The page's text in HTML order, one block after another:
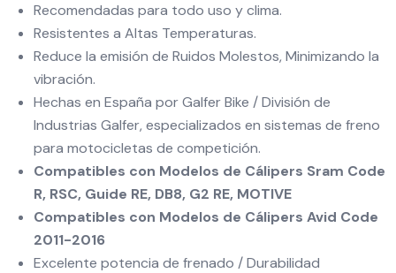
Recomendadas para todo uso y clima.
Resistentes a Altas Temperaturas.
Reduce la emisión de Ruidos Molestos, Minimizando la
vibración.
Hechas en España por Galfer Bike / División de
Industrias Galfer, especializados en sistemas de freno
para motocicletas de competición.
Compatibles con Modelos de Cálipers Sram Code
R, RSC, Guide RE, DB8, G2 RE, MOTIVE
Compatibles con Modelos de Cálipers Avid Code
2011-2016
Excelente potencia de frenado / Durabilidad